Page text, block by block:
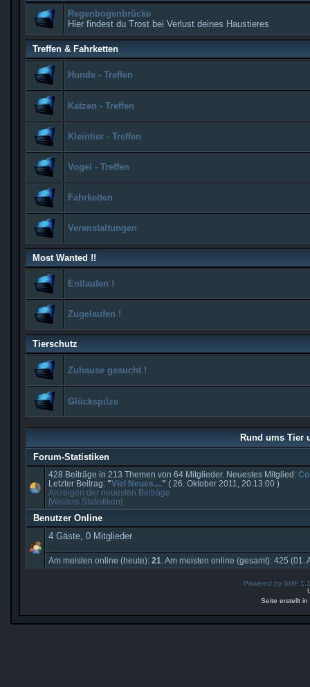
Regenbogenbrücke
Hier findest du Trost bei Verlust deines Haustieres
Treffen & Fahrketten
Hunde - Treffen
Katzen - Treffen
Kleintier - Treffen
Vogel - Treffen
Fahrketten
Veranstaltungen
Most Wanted !!
Entlaufen !
Zugelaufen !
Tierschutz
Zuhause gesucht !
Glückspilze
Rund ums Tier
Forum-Statistiken
428 Beiträge in 213 Themen von 64 Mitglieder. Neuestes Mitglied:
Letzter Beitrag: "Viel Neues.... " ( 26. Oktober 2011, 20:13:00 )
Anzeigen der neuesten Beiträge
[Weitere Statistiken]
Benutzer Online
4 Gäste, 0 Mitglieder
Am meisten online (heute): 21 . Am meisten online (gesamt): 425 (01.
Powered by SMF
Seite erstellt